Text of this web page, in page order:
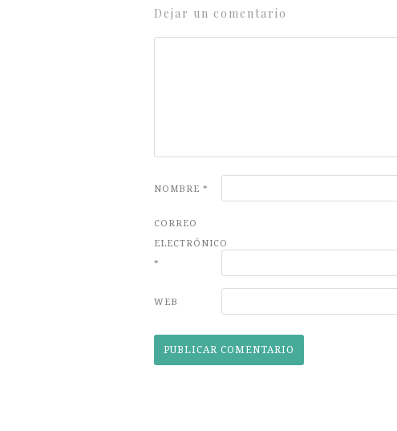
Dejar un comentario
NOMBRE *
CORREO
ELECTRÓNICO
*
WEB